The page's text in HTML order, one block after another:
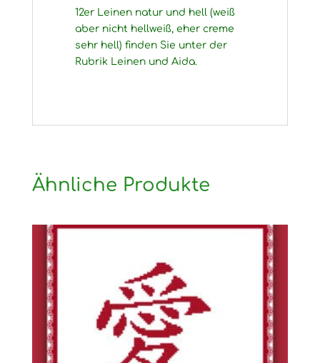
12er Leinen natur und hell (weiß
aber nicht hellweiß, eher creme
sehr hell) finden Sie unter der
Rubrik Leinen und Aida.
Ähnliche Produkte